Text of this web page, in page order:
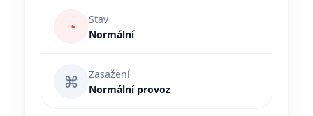
◔
Stav
Normální
⌘
Zasažení
Normální provoz